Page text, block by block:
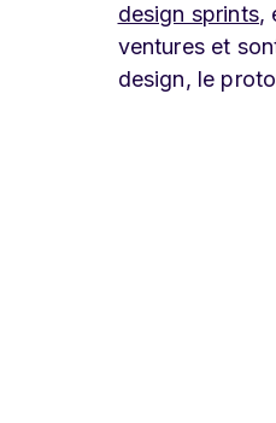
design sprints,
ventures et
design, le